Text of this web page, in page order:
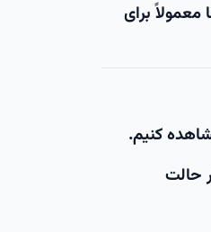
برای
کنیم.
حالت